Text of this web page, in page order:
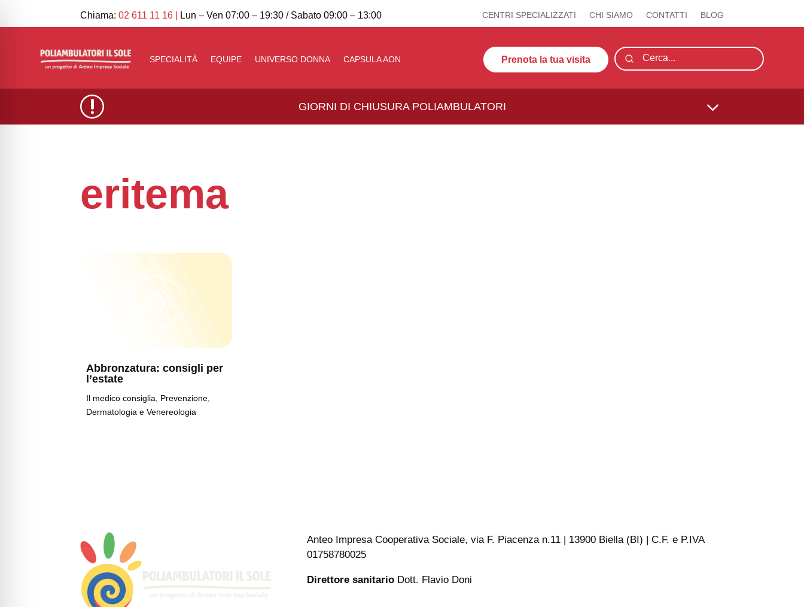
Chiama:02 611 11 16 Lun – Ven 07:00 – 19:30 / Sabato 09:00 – 13:00 CENTRI SPECIALIZZATI CHI SIAMO CONTATTI BLOG
SPECIALITÀ EQUIPE UNIVERSO DONNA CAPSULA AON Prenota la tua visita
r GIORNI DI CHIUSURA POLIAMBULATORI 3
eritema
Abbronzatura: consigli per
l’estate
Il medico consiglia Prevenzione
Dermatologia e Venereologia
Anteo Impresa Cooperativa Sociale, via F. Piacenza n.11 | 13900 Biella (BI) | C.F. e P.IVA
01758780025
Direttore sanitario Dott. Flavio Doni